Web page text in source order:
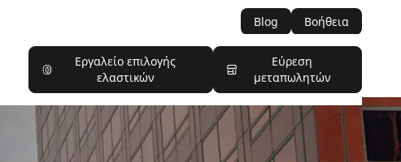
Blog Βοήθεια
Εργαλείο επιλογής
ελαστικών
Εύρεση
μεταπωλητών